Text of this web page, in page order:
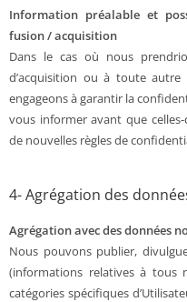
Information préalable et
fusion / acquisition
Dans le cas où nous
d’acquisition ou à toute autre
engageons à garantir la
vous informer avant que
de nouvelles règles de
4- Agrégation des
Agrégation avec des données
Nous pouvons publier,
(informations relatives à tous
catégories spécifiques